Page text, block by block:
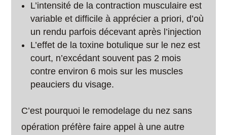
L’intensité de la contraction musculaire est
variable et difficile à apprécier a priori, d’où
un rendu parfois décevant après l’injection
L’effet de la toxine botulique sur le nez est
court, n’excédant souvent pas 2 mois
contre environ 6 mois sur les muscles
peauciers du visage.
C’est pourquoi le remodelage du nez sans
opération préfère faire appel à une autre